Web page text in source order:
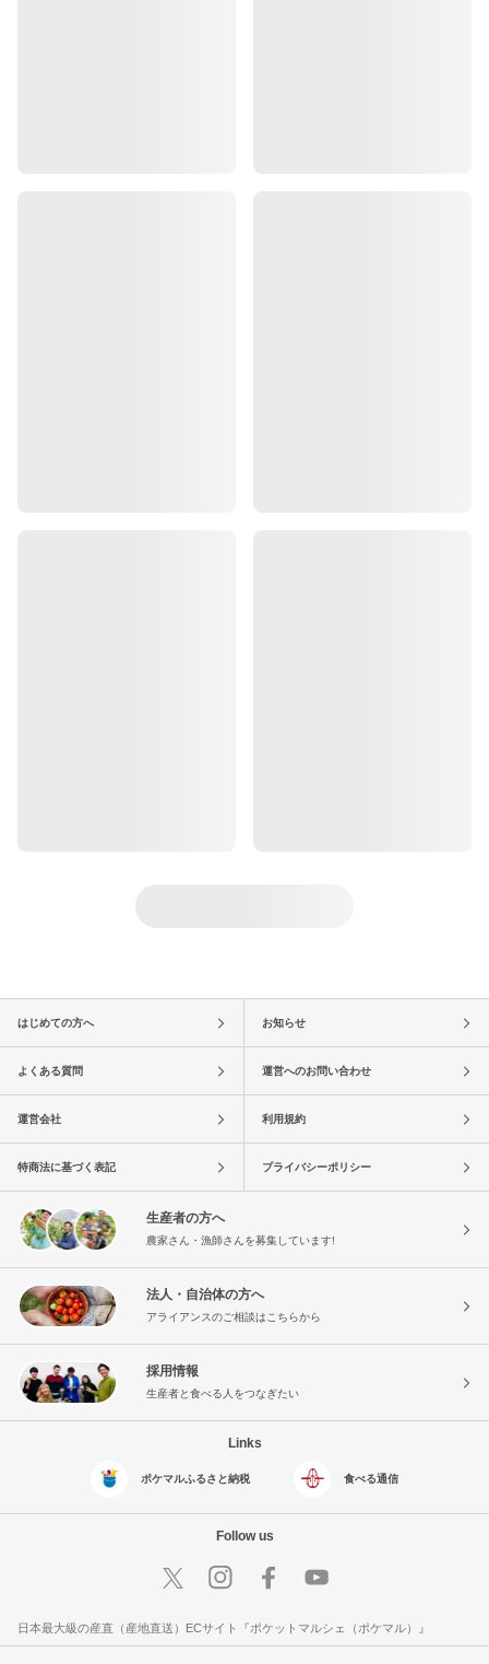
はじめての方へ お知らせ
よくある質問 運営へのお問い合わせ
運営会社 利用規約
特商法に基づく表記 プライバシーポリシー
生産者の方へ
農家さん・漁師さんを募集しています!
法人・自治体の方へ
アライアンスのご相談はこちらから
採用情報
生産者と食べる人をつなぎたい
Links
ポケマルふるさと納税 食べる通信
Follow us
日本最大級の産直（産地直送）ECサイト『ポケットマルシェ（ポケマル）』